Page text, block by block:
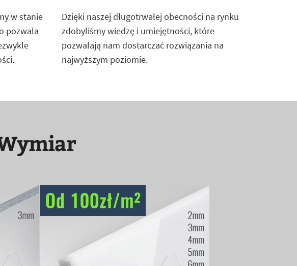
w stanie
pozwala
Dzięki naszej długotrwałej obecności na rynku
zdobyliśmy wiedzę i umiejętności, które
pozwalają nam dostarczać rozwiązania na
najwyższym poziomie.